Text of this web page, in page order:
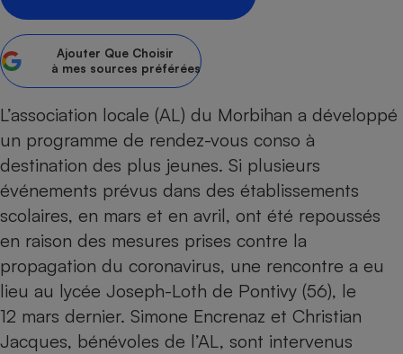
Ajouter Que Choisir
à mes sources préférées
L’association locale (AL) du Morbihan a développé
un programme de rendez-vous conso à
destination des plus jeunes. Si plusieurs
événements prévus dans des établissements
scolaires, en mars et en avril, ont été repoussés
en raison des mesures prises contre la
propagation du coronavirus, une rencontre a eu
lieu au lycée Joseph-Loth de Pontivy (56), le
12 mars dernier. Simone Encrenaz et Christian
Jacques, bénévoles de l’AL, sont intervenus
Sécurité - Hygiène
Supermarché - Drive
Assurance
Mutuelle
Circulation routière
Moto
Comparateur auto
Supermarché - Drive
Comparatif plaque à
Comparatif hotte
Comparatif climatiseur
Comparatif aspirateur
Comparatif aspirateur
Comparatif cafetière
Comparatif robot cuiseur
Comparatif centrale
Électricité - Gaz
Comparatif barre de son
Comparatif imprimante
Comparatif ordinateur
Comparatif ultrabook
Comparatif tablette
Image et son
Informatique
Comparatif poêle à
Comparatif radiateur
Aménagement
Bricolage - Jardinage
Chauffage
Produit d'entretien
Sécurité domestique
Hygiène - Beauté
Maladie - Médecine -
Système de santé -
Retraite
Choisir son pellet
Comparateur assurance emprunteur
Tous les comparateurs
Toutes les cartes interactives
Speedtest - Testez le débit de votre
connexion Internet